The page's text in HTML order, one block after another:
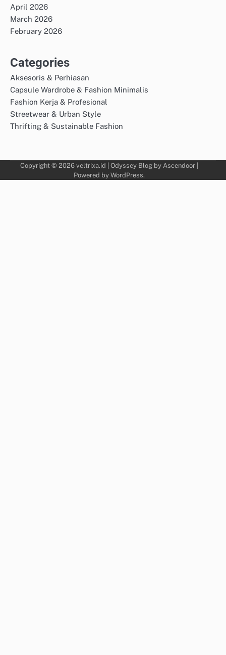
April 2026
March 2026
February 2026
Categories
Aksesoris & Perhiasan
Capsule Wardrobe & Fashion Minimalis
Fashion Kerja & Profesional
Streetwear & Urban Style
Thrifting & Sustainable Fashion
Copyright © 2026 veltrixa.id | Odyssey Blog by Ascendoor|
Powered by WordPress.